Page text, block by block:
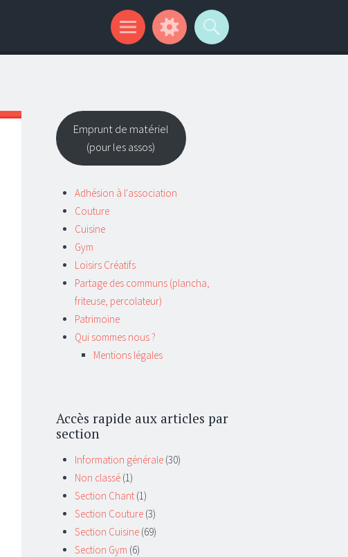
Emprunt de matériel
(pour les assos)
Adhésion à l'association
Couture
Cuisine
Gym
Loisirs Créatifs
Partage des communs (plancha,
friteuse, percolateur)
Patrimoine
Qui sommes nous ?
Mentions légales
Accès rapide aux articles par
section
Information générale (30)
Non classé (1)
Section Chant (1)
Section Couture (3)
Section Cuisine (69)
Section Gym (6)